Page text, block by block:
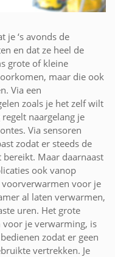
je ‘s avonds de
en dat ze heel de
grote of kleine
maar die ook
Via een
zoals je het zelf wilt
naargelang je
Via sensoren
zodat er steeds de
Maar daarnaast
ook vanop
voor je
al laten verwarmen,
uren. Het grote
je verwarming, is
zodat er geen
vertrekken. Je